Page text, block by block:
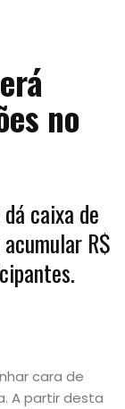
no
caixa de
R$
cara de
A partir desta